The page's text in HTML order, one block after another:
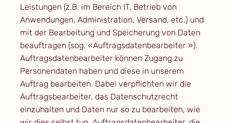
Leistungen (z.B. im Bereich IT, Betrieb von
Anwendungen, Administration, Versand, etc.) und
mit der Bearbeitung und Speicherung von Daten
beauftragen (sog. «Auftragsdatenbearbeiter »).
Auftragsdatenbearbeiter können Zugang zu
Personendaten haben und diese in unserem
Auftrag bearbeiten. Dabei verpflichten wir die
Auftragsbearbeiter, das Datenschutzrecht
einzuhalten und Daten nur so zu bearbeiten, wie